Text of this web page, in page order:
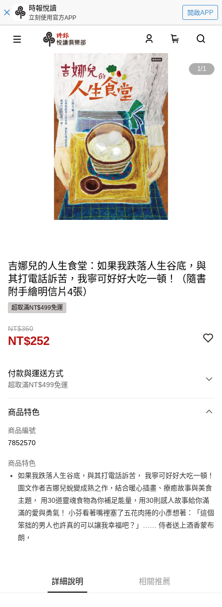
時報悅讀
立刻使用官方APP
開啟APP
1/1
吉娜兒的人生食堂：如果我跌落人生谷底，與
其打電話訴苦，我寧可好好大吃一頓！（隨書
附手繪明信片4張）
超取滿NT$499免運
NT$360
NT$252
付款與運送方式
超取滿NT$499免運
信用卡一次付款
ATM付款
運送方式
付款後全家取貨
每筆NT$60，滿NT$499(含以上)免運費
付款後7-11取貨
每筆NT$60，滿NT$499(含以上)免運費
宅配
商品特色
商品編號
7852570
商品特色
如果我跌落人生谷底，與其打電話訴苦， 我寧可好好大吃一頓！
圖文作者吉娜兒蛻變成熟之作，結合暖心插畫、療癒故事與美食
主題， 用30道靈魂食物為你補足能量，用30則感人故事給你滿
滿的愛與勇氣！ 小芬看著嘴裡塞了五花肉捲的小彥想著：「這個
笨拙的男人也許真的可以讓我幸福吧？」…… 侍者送上酒香蒙布
朗，
詳細說明 相關推薦